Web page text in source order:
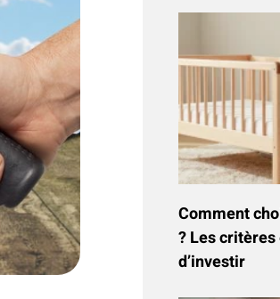
Comment
? Les
d’investir